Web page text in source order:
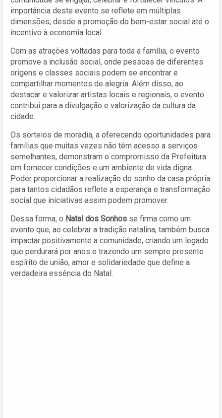
importância deste evento se reflete em múltiplas
dimensões, desde a promoção do bem-estar social até o
incentivo à economia local.
Com as atrações voltadas para toda a família, o evento
promove a inclusão social, onde pessoas de diferentes
origens e classes sociais podem se encontrar e
compartilhar momentos de alegria. Além disso, ao
destacar e valorizar artistas locais e regionais, o evento
contribui para a divulgação e valorização da cultura da
cidade.
Os sorteios de moradia, a oferecendo oportunidades para
famílias que muitas vezes não têm acesso a serviços
semelhantes, demonstram o compromisso da Prefeitura
em fornecer condições e um ambiente de vida digna.
Poder proporcionar a realização do sonho da casa própria
para tantos cidadãos reflete a esperança e transformação
social que iniciativas assim podem promover.
Dessa forma, o Natal dos Sonhos se firma como um
evento que, ao celebrar a tradição natalina, também busca
impactar positivamente a comunidade, criando um legado
que perdurará por anos e trazendo um sempre presente
espírito de união, amor e solidariedade que define a
verdadeira essência do Natal.